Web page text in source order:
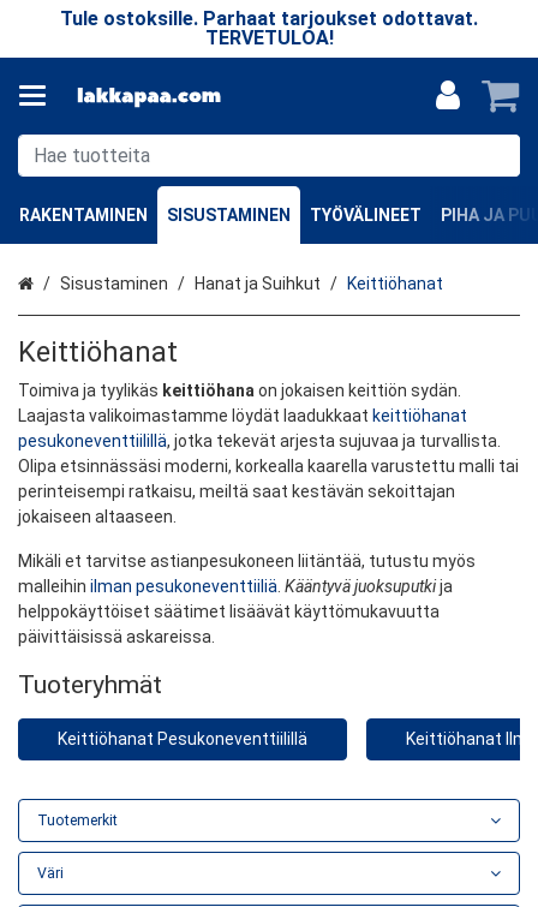
Tule ostoksille. Parhaat tarjoukset odottavat.
TERVETULOA!
RAKENTAMINEN SISUSTAMINEN TYÖVÄLINEET PIHA JA
EtusivuSisustaminen Hanat ja Suihkut Keittiöhanat
Keittiöhanat
Toimiva ja tyylikäs keittiöhana on jokaisen keittiön sydän.
Laajasta valikoimastamme löydät laadukkaat keittiöhanat
pesukoneventtiilillä, jotka tekevät arjesta sujuvaa ja turvallista.
Olipa etsinnässäsi moderni, korkealla kaarella varustettu malli tai
perinteisempi ratkaisu, meiltä saat kestävän sekoittajan
jokaiseen altaaseen.
Mikäli et tarvitse astianpesukoneen liitäntää, tutustu myös
malleihin ilman pesukoneventtiiliä Kääntyvä juoksuputkija
helppokäyttöiset säätimet lisäävät käyttömukavuutta
päivittäisissä askareissa.
Tuoteryhmät
Keittiöhanat Pesukoneventtiilillä Keittiöhanat
Tuotemerkit
Väri